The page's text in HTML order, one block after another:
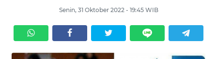
Senin, 31 Oktober 2022 - 19:45 WIB
SERBA-
SERBI